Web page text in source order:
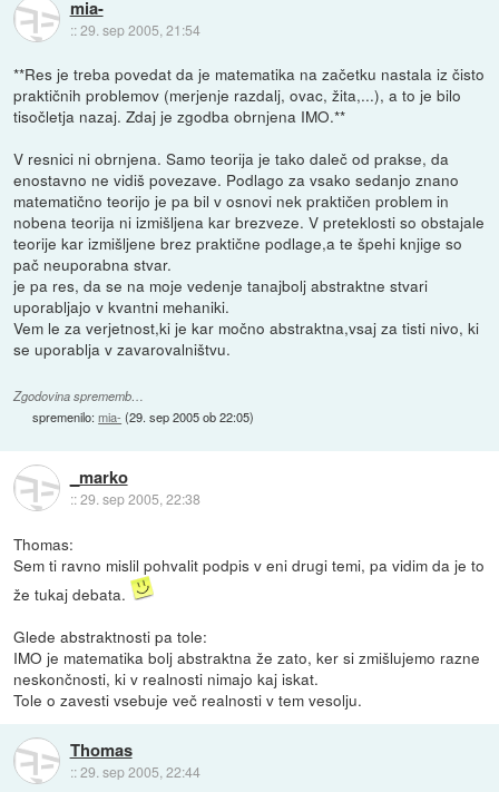
mia-
::29. sep 2005, 21:54
**Res je treba povedat da je matematika na začetku nastala iz čisto
praktičnih problemov (merjenje razdalj, ovac, žita,...), a to je bilo
tisočletja nazaj. Zdaj je zgodba obrnjena IMO.**
V resnici ni obrnjena. Samo teorija je tako daleč od prakse, da
enostavno ne vidiš povezave. Podlago za vsako sedanjo znano
matematično teorijo je pa bil v osnovi nek praktičen problem in
nobena teorija ni izmišljena kar brezveze. V preteklosti so obstajale
teorije kar izmišljene brez praktične podlage,a te špehi knjige so
pač neuporabna stvar.
je pa res, da se na moje vedenje tanajbolj abstraktne stvari
uporabljajo v kvantni mehaniki.
Vem le za verjetnost,ki je kar močno abstraktna,vsaj za tisti nivo, ki
se uporablja v zavarovalništvu.
Zgodovina sprememb…
spremenilo:mia- (29. sep 2005 ob 22:05)
_marko
::29. sep 2005, 22:38
Thomas:
Sem ti ravno mislil pohvalit podpis v eni drugi temi, pa vidim da je to
že tukaj debata.
Glede abstraktnosti pa tole:
IMO je matematika bolj abstraktna že zato, ker si zmišlujemo razne
neskončnosti, ki v realnosti nimajo kaj iskat.
Tole o zavesti vsebuje več realnosti v tem vesolju.
Thomas
::29. sep 2005, 22:44